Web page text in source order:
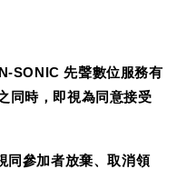
SONIC先聲數位服務有
同時，即視為同意接受
同參加者放棄、取消領